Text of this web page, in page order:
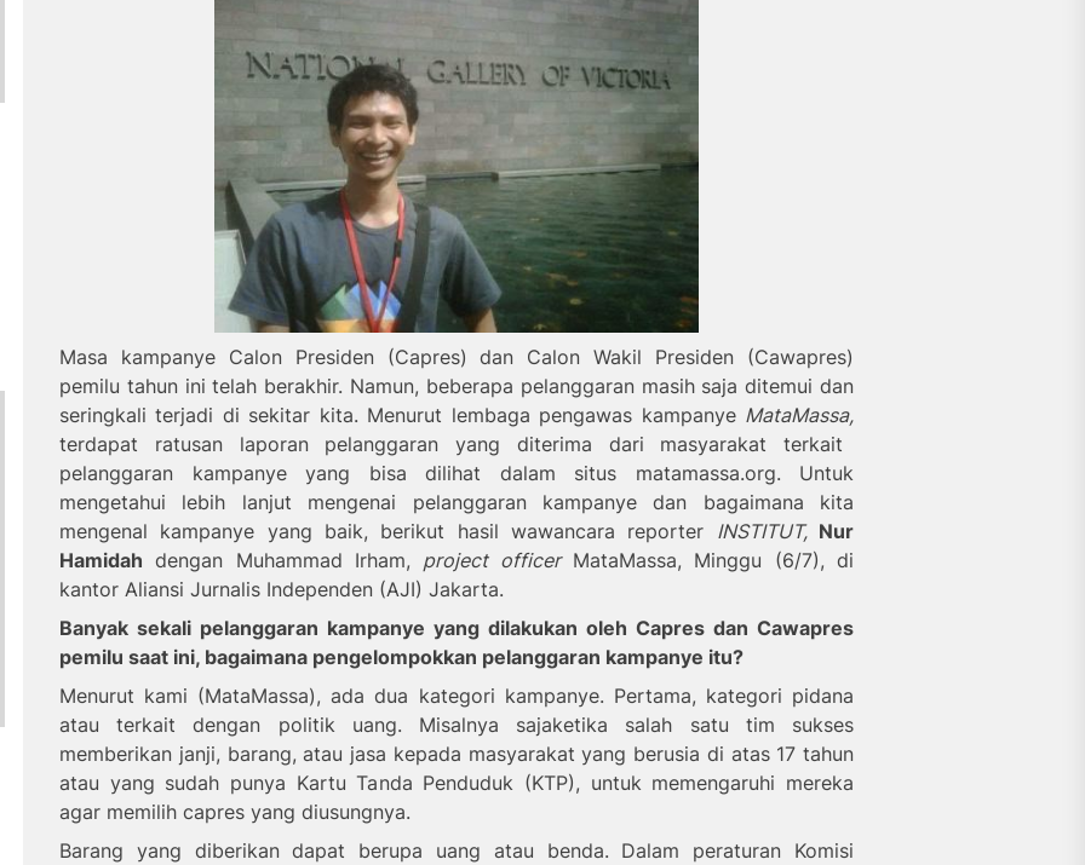
Masa kampanye Calon Presiden (Capres) dan Calon Wakil Presiden (Cawapres)
pemilu tahun ini telah berakhir. Namun, beberapa pelanggaran masih saja ditemui dan
seringkali terjadi di sekitar kita. Menurut lembaga pengawas kampanye MataMassa,
terdapat ratusan laporan pelanggaran yang diterima dari masyarakat terkait
pelanggaran kampanyeyang bisa dilihat dalam situs matamassa.org. Untuk
mengetahui lebih lanjut mengenai pelanggaran kampanye dan bagaimana kita
mengenal kampanye yang baik, berikut hasil wawancara reporter INSTITUT, Nur
Hamidah dengan Muhammad Irham, project officerMataMassa, Minggu (6/7), di
kantor Aliansi Jurnalis Independen (AJI) Jakarta.
Banyak sekali pelanggaran kampanye yang dilakukan oleh Capres dan Cawapres
pemilu saat ini, bagaimana pengelompokkan pelanggaran kampanye itu?
Menurut kami (MataMassa), ada dua kategori kampanye. Pertama, kategori pidana
atau terkait dengan politik uang. Misalnya sajaketika salah satu tim sukses
memberikan janji, barang, atau jasa kepada masyarakat yang berusia di atas 17 tahun
atau yang sudah punya Kartu Tanda Penduduk (KTP), untuk memengaruhi mereka
agar memilih capres yang diusungnya.
Barang yang diberikan dapat berupa uang atau benda. Dalam peraturan Komisi